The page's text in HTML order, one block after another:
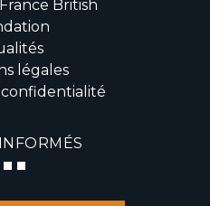
British
légales